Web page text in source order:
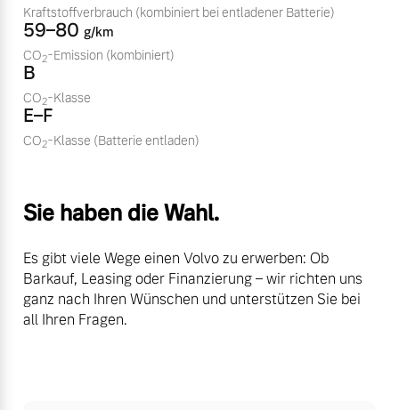
Mehr erfahren
Editionsmodelle
Mehr erfahren
Entdecken Sie unsere
Mehr erfahren
Versicherung
Kraftstoffverbrauch (kombiniert bei entladener Batterie)
59–80 g/km
CO2-Emission (kombiniert)
B
CO2-Klasse
E–F
CO2-Klasse (Batterie entladen)
Sie haben die Wahl.
Es gibt viele Wege einen Volvo zu erwerben: Ob
Barkauf, Leasing oder Finanzierung – wir richten uns
ganz nach Ihren Wünschen und unterstützen Sie bei
all Ihren Fragen.